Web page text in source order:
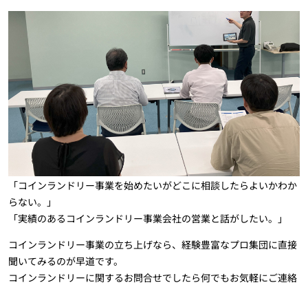
「コインランドリー事業を始めたいがどこに相談したらよいかわか
らない。」
「実績のあるコインランドリー事業会社の営業と話がしたい。」
コインランドリー事業の立ち上げなら、経験豊富なプロ集団に直接
聞いてみるのが早道です。
コインランドリーに関するお問合せでしたら何でもお気軽にご連絡